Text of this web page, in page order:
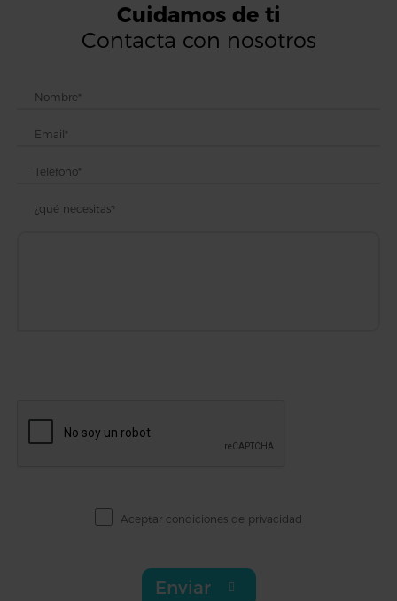
Cuidamos de ti
Contacta con nosotros
¿qué necesitas?
Aceptar condiciones de privacidad